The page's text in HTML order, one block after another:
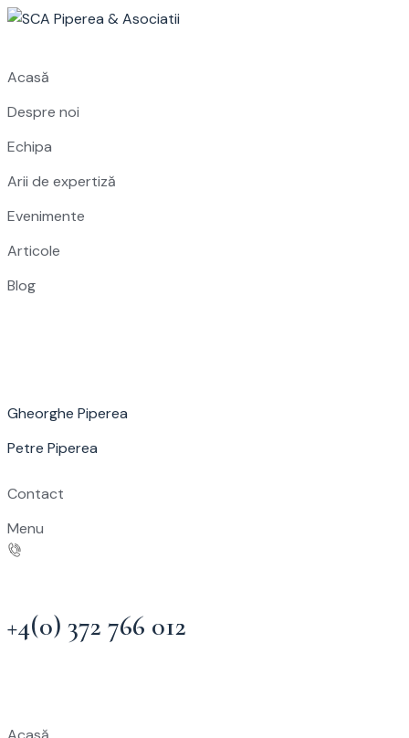
Skip
Acasă
Despre noi
Echipa
Arii de expertiză
Evenimente
Articole
Blog
Gheorghe Piperea
Petre Piperea
Contact
Menu
+4(0) 372 766 012